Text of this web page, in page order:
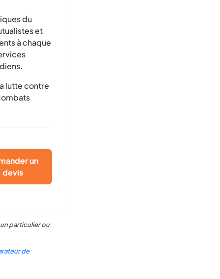
du
et
à chaque
lutte contre
un
devis
particulier ou
de